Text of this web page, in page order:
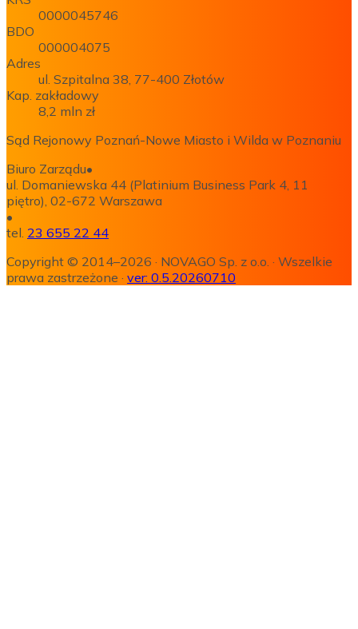
0000045746
BDO
000004075
Adres
ul. Szpitalna 38, 77-400 Złotów
Kap. zakładowy
8,2 mln zł
Sąd Rejonowy Poznań-Nowe Miasto i Wilda w Poznaniu
Biuro Zarządu•
ul. Domaniewska 44 (Platinium Business Park 4, 11
piętro), 02-672 Warszawa
•
tel. 23 655 22 44
Copyright © 2014–2026 · NOVAGO Sp. z o.o. · Wszelkie
prawa zastrzeżone · ver: 0.5.20260710